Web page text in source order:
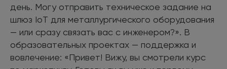
день. Могу отправить техническое задание на
шлюз IoT для металлургического оборудования
— или сразу связать вас с инженером?». В
образовательных проектах — поддержка и
вовлечение: «Привет! Вижу, вы смотрели курс